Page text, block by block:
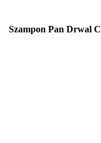
Szampon Pan Drwal